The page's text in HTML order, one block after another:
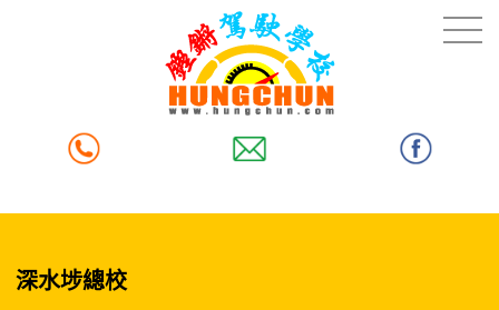
深水埗總校